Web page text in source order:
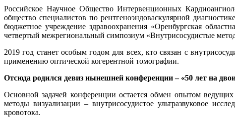
Российское Научное Общество Интервенционных
общество специалистов по рентгеноэндоваскулярной
бюджетное учреждение здравоохранения «Оренбургская
четвертый межрегиональный симпозиум «Внутрисосудистые
2019 год станет особым годом для всех, кто связан с
применению оптической когерентной томографии.
Отсюда родился девиз нынешней конференции – «50 лет на
Основной задачей конференции остается обмен опытом
методы визуализации – внутрисосудистое ультразвуковое
кровотока.